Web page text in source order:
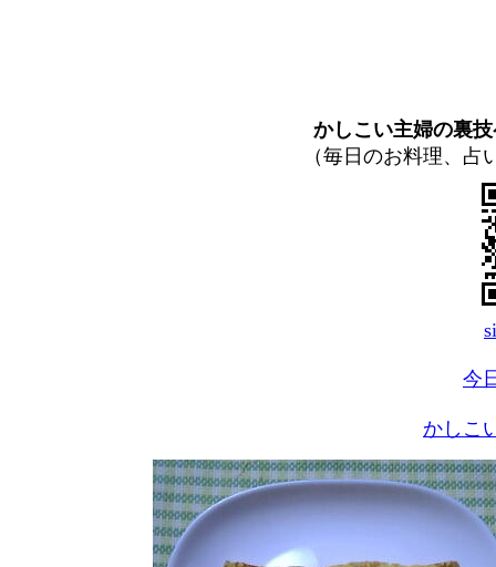
かしこい主婦の裏
（毎日のお料理、
今
かしこ